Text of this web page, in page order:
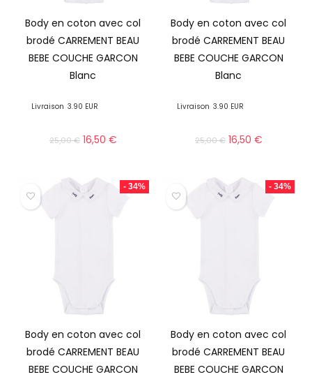
Body en coton avec col
brodé CARREMENT BEAU
BEBE COUCHE GARCON
Blanc
Livraison 3.90 EUR
25,00€ 16,50 €
Body en coton avec col
brodé CARREMENT BEAU
BEBE COUCHE GARCON
Blanc
Livraison 3.90 EUR
25,00€ 16,50 €
- 34%
Body en coton avec col
brodé CARREMENT BEAU
BEBE COUCHE GARCON
- 34%
Body en coton avec col
brodé CARREMENT BEAU
BEBE COUCHE GARCON